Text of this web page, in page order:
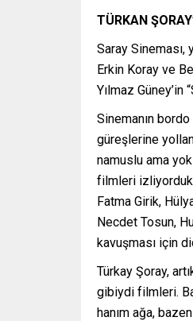
TÜRKAN
Saray
Erkin Koray ve
Yılmaz Güney’in
Sinemanın
güreşlerine
namuslu ama
filmleri izliyorduk.
Fatma Girik,
Necdet Tosun,
kavuşması için
Türkay Şoray,
gibiydi filmleri.
hanım ağa,